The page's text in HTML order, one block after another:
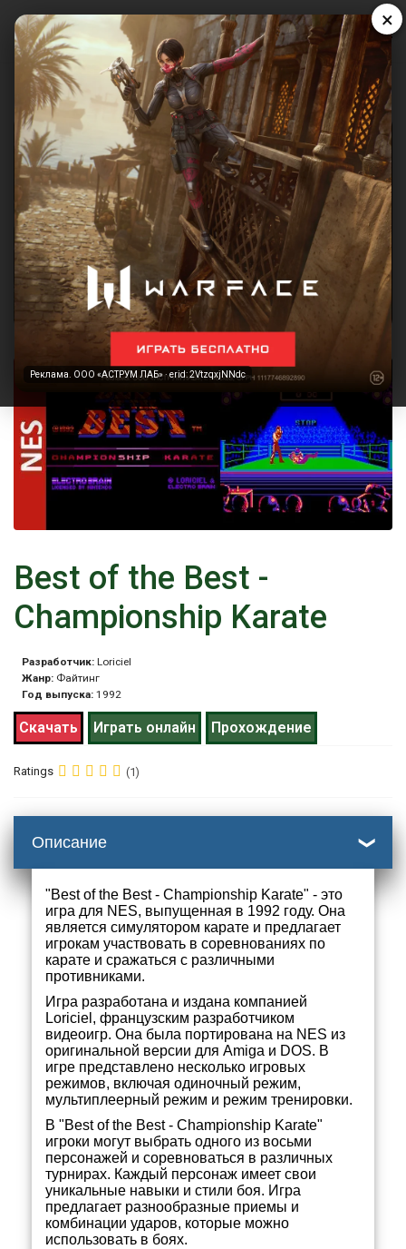
×
Реклама. ООО «АСТРУМ ЛАБ» · erid: 2VtzqxjNNdc
Реклама. ООО «АСТРУМ ЛАБ» · erid: 2VtzqxjNNdc
Best of the Best -
Championship Karate
Разработчик: Loriciel
Жанр: Файтинг
Год выпуска: 1992
Скачать Играть онлайн Прохождение
Ratings (1)
Описание
"Best of the Best - Championship Karate" - это
игра для NES, выпущенная в 1992 году. Она
является симулятором карате и предлагает
игрокам участвовать в соревнованиях по
карате и сражаться с различными
противниками.
Игра разработана и издана компанией
Loriciel, французским разработчиком
видеоигр. Она была портирована на NES из
оригинальной версии для Amiga и DOS. В
игре представлено несколько игровых
режимов, включая одиночный режим,
мультиплеерный режим и режим тренировки.
В "Best of the Best - Championship Karate"
игроки могут выбрать одного из восьми
персонажей и соревноваться в различных
турнирах. Каждый персонаж имеет свои
уникальные навыки и стили боя. Игра
предлагает разнообразные приемы и
комбинации ударов, которые можно
использовать в боях.